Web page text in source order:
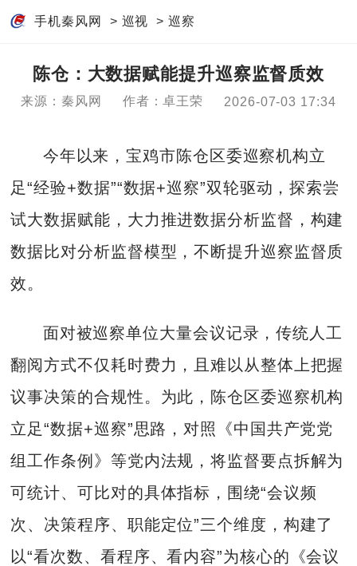
手机秦风网 > 巡视 > 巡察
陈仓：大数据赋能提升巡察监督质效
来源：秦风网 作者：卓王荣 2026-07-03 17:34
今年以来，宝鸡市陈仓区委巡察机构立
足“经验+数据”“数据+巡察”双轮驱动，探索尝
试大数据赋能，大力推进数据分析监督，构建
数据比对分析监督模型，不断提升巡察监督质
效。
面对被巡察单位大量会议记录，传统人工
翻阅方式不仅耗时费力，且难以从整体上把握
议事决策的合规性。为此，陈仓区委巡察机构
立足“数据+巡察”思路，对照《中国共产党党
组工作条例》等党内法规，将监督要点拆解为
可统计、可比对的具体指标，围绕“会议频
次、决策程序、职能定位”三个维度，构建了
以“看次数、看程序、看内容”为核心的《会议